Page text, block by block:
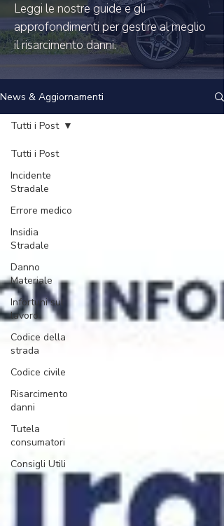
Leggi le nostre guide e gli
approfondimenti per gestire al meglio
il risarcimento danni.
News & Aggiornamenti
Tutti i Post
Incidente
Stradale
Errore medico
Insidia
Stradale
Danno
Materiale
Infortuni sul
lavoro
Codice della
strada
Codice civile
Risarcimento
danni
Tutela
consumatori
Consigli Utili
Tutti i Post